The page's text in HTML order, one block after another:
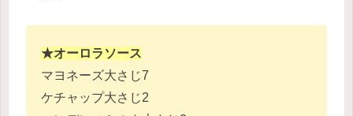
★オーロラソース
マヨネーズ大さじ7
ケチャップ大さじ2